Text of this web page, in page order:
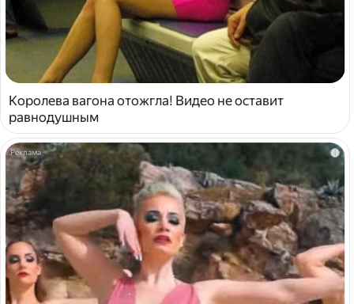
Королева вагона отожгла! Видео не оставит
равнодушным
i